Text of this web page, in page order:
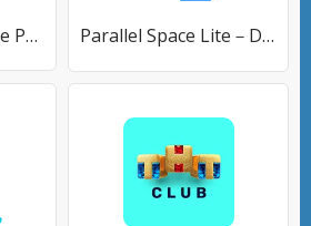
PLANOLY: Schedule Posts for Instagram & Pinterest Parallel Space Lite－Dual App